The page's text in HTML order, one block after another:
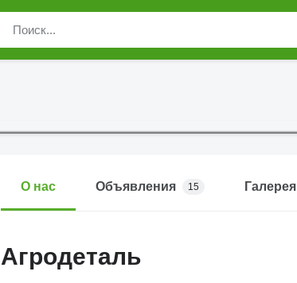
О нас Объявления 15 Галерея
Агродеталь